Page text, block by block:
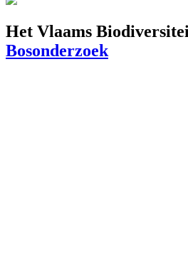
Het Vlaams
Bosonderzoek